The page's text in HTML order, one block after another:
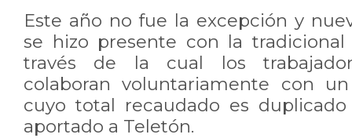
Este año no fue la excepción y
se hizo presente con la tradicional
través de la cual los
colaboran voluntariamente con
cuyo total recaudado es
aportado a Teletón.